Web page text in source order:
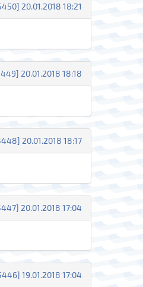
20.01.2018 18:21
20.01.2018 18:18
20.01.2018 18:17
20.01.2018 17:04
19.01.2018 17:04